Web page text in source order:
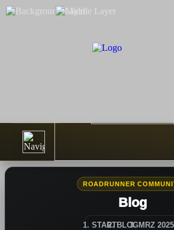
ROADRUNNER
Blog
STARTBLOGMRZ 2025